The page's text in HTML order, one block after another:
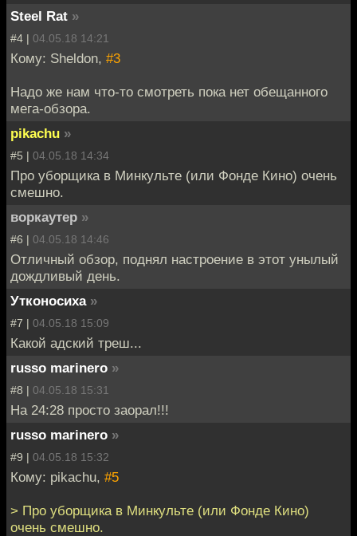
Steel Rat »
#4 | 04.05.18 14:21
Кому: Sheldon, #3
Надо же нам что-то смотреть пока нет обещанного
мега-обзора.
pikachu »
#5 | 04.05.18 14:34
Про уборщика в Минкульте (или Фонде Кино) очень
смешно.
воркаутер »
#6 | 04.05.18 14:46
Отличный обзор, поднял настроение в этот унылый
дождливый день.
Утконосиха »
#7 | 04.05.18 15:09
Какой адский треш...
russo marinero »
#8 | 04.05.18 15:31
На 24:28 просто заорал!!!
russo marinero »
#9 | 04.05.18 15:32
Кому: pikachu, #5
> Про уборщика в Минкульте (или Фонде Кино)
очень смешно.